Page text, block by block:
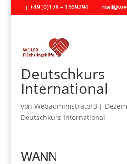
+49 (0)178 – 1569294
Deutschkurs
International
von Webadministrator3 |
Deutschkurs International
WANN